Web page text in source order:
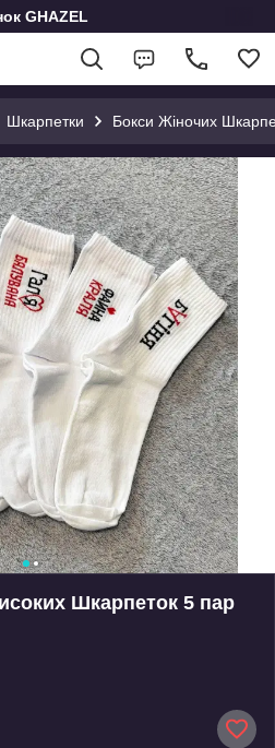
GHAZEL
Шкарпетки Бокси Жіночих
Шкарпеток 5 пар